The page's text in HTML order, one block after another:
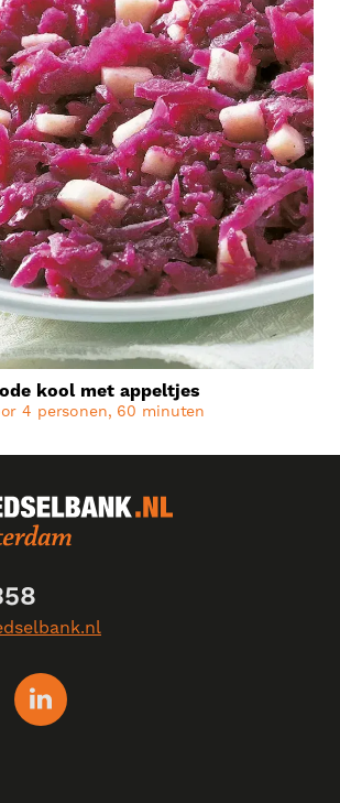
kool met appeltjes
4 personen, 60 minuten